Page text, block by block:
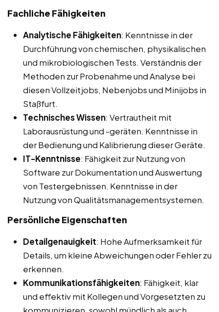
Fachliche Fähigkeiten
Analytische Fähigkeiten: Kenntnisse in der
Durchführung von chemischen, physikalischen
und mikrobiologischen Tests. Verständnis der
Methoden zur Probenahme und Analyse bei
diesen Vollzeitjobs, Nebenjobs und Minijobs in
Staßfurt.
Technisches Wissen: Vertrautheit mit
Laborausrüstung und -geräten. Kenntnisse in
der Bedienung und Kalibrierung dieser Geräte.
IT-Kenntnisse: Fähigkeit zur Nutzung von
Software zur Dokumentation und Auswertung
von Testergebnissen. Kenntnisse in der
Nutzung von Qualitätsmanagementsystemen.
Persönliche Eigenschaften
Detailgenauigkeit: Hohe Aufmerksamkeit für
Details, um kleine Abweichungen oder Fehler zu
erkennen.
Kommunikationsfähigkeiten: Fähigkeit, klar
und effektiv mit Kollegen und Vorgesetzten zu